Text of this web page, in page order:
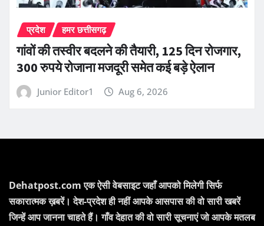
प्रदेश हमर छत्तीसगढ़
गांवों की तस्वीर बदलने की तैयारी, 125 दिन रोजगार,
300 रुपये रोजाना मजदूरी समेत कई बड़े ऐलान
Junior Editor1 Aug 6, 2026
Dehatpost.com एक ऐसी वेबसाइट जहाँ आपको मिलेगी सिर्फ
सकारात्मक ख़बरें। देश-प्रदेश ही नहीं आपके आसपास की वो सारी खबरें
जिन्हें आप जानना चाहते हैं। गाँव देहात की वो सारी सूचनाएं जो आपके मतलब